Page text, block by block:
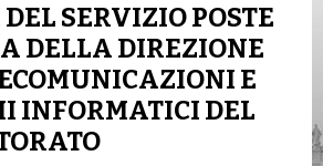
SERVIZIO POSTE
DELLA DIREZIONE
E
INFORMATICI DEL